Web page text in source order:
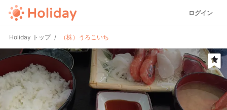
ログイン
Holiday トップ （株）うろこいち